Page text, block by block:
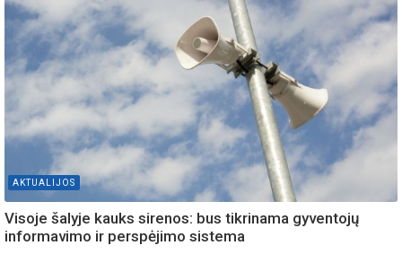
AKTUALIJOS
Visoje šalyje kauks sirenos: bus tikrinama gyventojų
informavimo ir perspėjimo sistema